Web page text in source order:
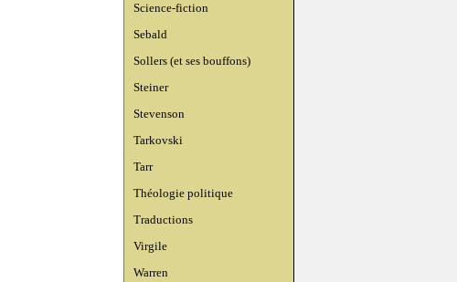
Science-fiction
Sebald
Sollers (et ses bouffons)
Steiner
Stevenson
Tarkovski
Tarr
Théologie politique
Traductions
Virgile
Warren